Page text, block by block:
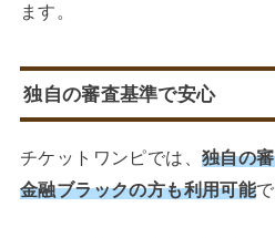
ます。
独自の審査基準で安心
チケットワンピでは、独自の
金融ブラックの方も利用可能で